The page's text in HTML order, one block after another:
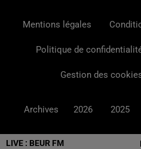
LIVE : BEUR FM
Mentions légales
Politique de
Gestion des
Archives 2026 2025